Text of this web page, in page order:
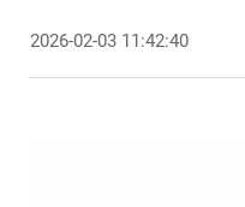
2026-02-03 11:42:40